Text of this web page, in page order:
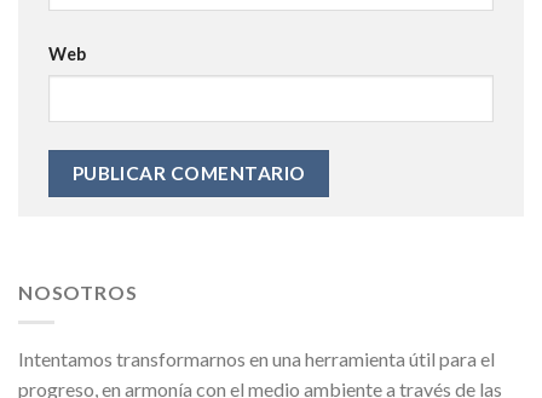
Web
NOSOTROS
Intentamos transformarnos en una herramienta útil para el
progreso, en armonía con el medio ambiente a través de las